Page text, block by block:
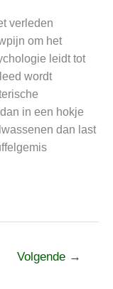
verleden
om het
leidt tot
wordt
in een hokje
dan last
Volgende →